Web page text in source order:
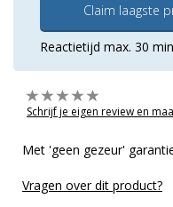
Claim laagste
Reactietijd max. 30
Schrijf je eigen review en
Met 'geen gezeur'
Vragen over dit product?